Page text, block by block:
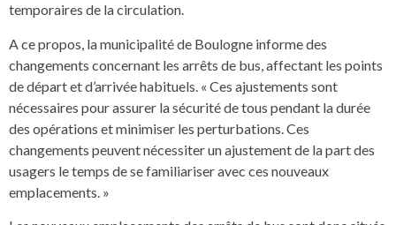
temporaires de la circulation.
A ce propos, la municipalité de Boulogne informe des
changements concernant les arrêts de bus, affectant les points
de départ et d’arrivée habituels. « Ces ajustements sont
nécessaires pour assurer la sécurité de tous pendant la durée
des opérations et minimiser les perturbations. Ces
changements peuvent nécessiter un ajustement de la part des
usagers le temps de se familiariser avec ces nouveaux
emplacements. »